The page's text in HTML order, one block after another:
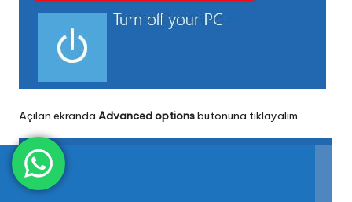
Açılan ekranda Advanced optionsbutonuna tıklayalım.